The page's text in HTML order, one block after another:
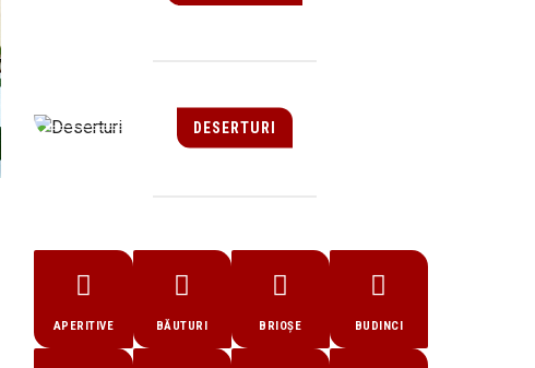
DESERTURI
APERITIVE BĂUTURI BRIOȘE BUDINCI